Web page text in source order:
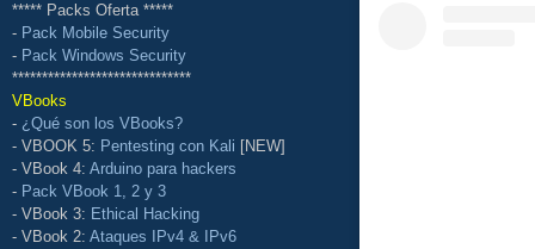
***** Packs Oferta *****
- Pack Mobile Security
- Pack Windows Security
******************************
VBooks
- ¿Qué son los VBooks?
- VBOOK 5: Pentesting con Kali [NEW]
- VBook 4: Arduino para hackers
- Pack VBook 1, 2 y 3
- VBook 3: Ethical Hacking
- VBook 2: Ataques IPv4 & IPv6